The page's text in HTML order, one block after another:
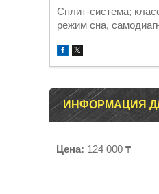
Сплит-система;
режим сна,
ИНФОРМАЦИЯ
Цена: 124 000 ₸